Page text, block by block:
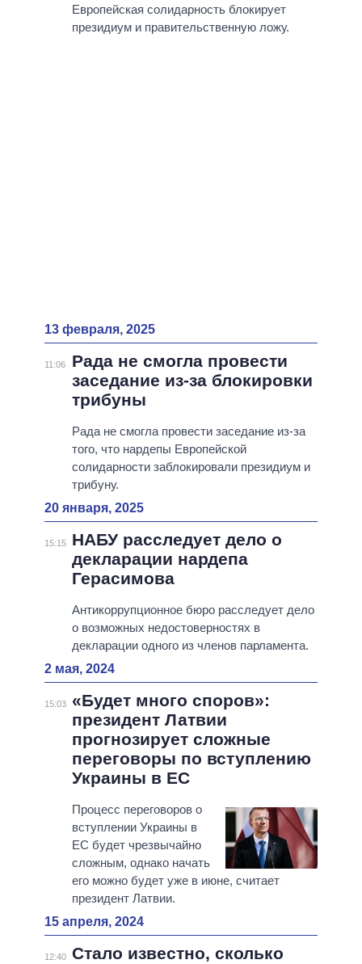
Европейская солидарность блокирует
президиум и правительственную ложу.
13 февраля, 2025
11:06
Рада не смогла провести
заседание из-за блокировки
трибуны
Рада не смогла провести заседание из-за
того, что нардепы Европейской
солидарности заблокировали президиум и
трибуну.
20 января, 2025
15:15
НАБУ расследует дело о
декларации нардепа
Герасимова
Антикоррупционное бюро расследует дело
о возможных недостоверностях в
декларации одного из членов парламента.
2 мая, 2024
15:03
«Будет много споров»:
президент Латвии
прогнозирует сложные
переговоры по вступлению
Украины в ЕС
Процесс переговоров о
вступлении Украины в
ЕС будет чрезвычайно
сложным, однако начать
его можно будет уже в июне, считает
президент Латвии.
15 апреля, 2024
12:40 Стало известно, сколько